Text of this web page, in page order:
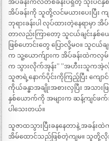
အိပ်ခန်းကလဲတစ်ခန်းပဲရှိတဲ့ သုံးပင်နှ
အိပ်ခန်းကို သူတို့လင်မယားပေးပြီး က
ဘုရားခန်းပါ လုပ်ထားတဲ့နေရာမှာ
တာလည်းကြာတော့ သူငယ်ချင်းနှစ်ယ
ဖြစ်ဟောင်းတွေ ပြောလို့မဝ။ သူငယ်ခ
က သူ့ယောက်ျားက အိပ်ခန်းထဲကလှမ်းခေ
က သွားလိုက်အုန်း” ”အဟီးးသူကအဲ့လို
သူဇာရဲ့နောက်ပိုင်းကိုကြည့်ပြီး ကျ
ကိုယ်ခန္ဓာအချိုးအစားလှပြီး အသာ
နှစ်ယောက်ကို အများက ဆန့်ကျင်
ပါသေးတယ်။
သူဇာထသွားပြီးခနနေတာနဲ့ အခန်
အိမ်ထောင်သည်ဖြစ်တဲ့ကျမ။ သူတို့